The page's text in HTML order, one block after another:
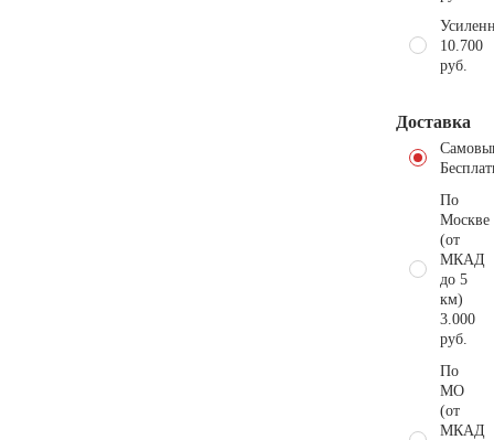
10.700
руб.
Доставка
По
Москве
(от
МКАД
до 5
км)
3.000
руб.
По
МО
(от
МКАД